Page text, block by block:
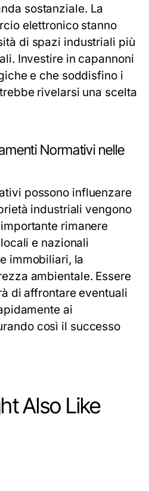
sostanziale. La
elettronico stanno
di spazi industriali più
Investire in capannoni
e che soddisfino i
rivelarsi una scelta
Normativi nelle
possono influenzare
industriali vengono
rimanere
e nazionali
immobiliari, la
ambientale. Essere
di affrontare eventuali
ai
così il successo
Also Like